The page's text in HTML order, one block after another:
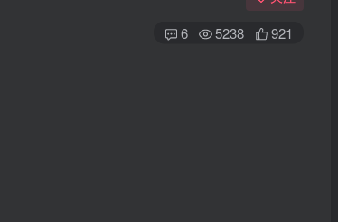
6 5238 921